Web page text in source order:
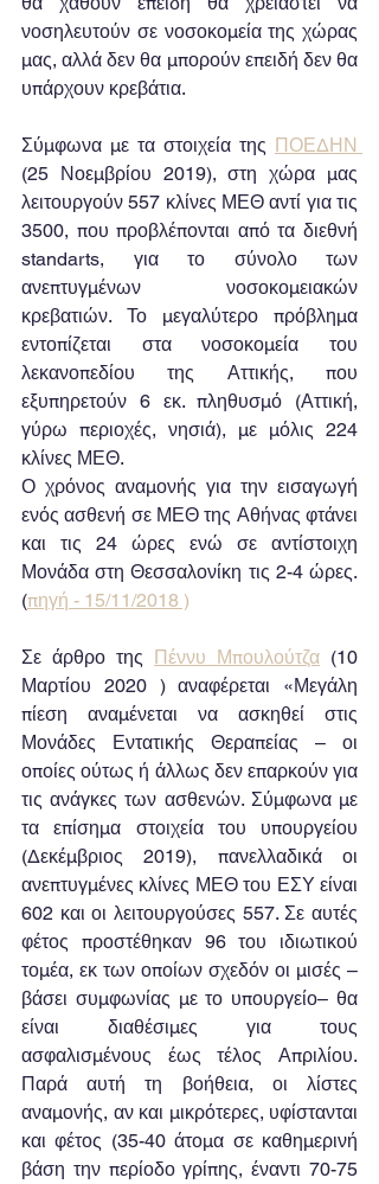
νοσηλευτούν σε νοσοκομεία της χώρας
μας, αλλά δεν θα μπορούν επειδή δεν θα
υπάρχουν κρεβάτια.
Σύμφωνα με τα στοιχεία της
(25 Νοεμβρίου 2019), στη χώρα μας
λειτουργούν 557 κλίνες ΜΕΘ αντί για τις
3500, που προβλέπονται από τα διεθνή
standarts, για το σύνολο των
ανεπτυγμένων νοσοκομειακών
κρεβατιών. Το μεγαλύτερο πρόβλημα
εντοπίζεται στα νοσοκομεία του
λεκανοπεδίου της Αττικής, που
εξυπηρετούν 6 εκ. πληθυσμό (Αττική,
γύρω περιοχές, νησιά), με μόλις 224
κλίνες ΜΕΘ.
Ο χρόνος αναμονής για την εισαγωγή
ενός ασθενή σε ΜΕΘ της Αθήνας φτάνει
και τις 24 ώρες ενώ σε αντίστοιχη
Μονάδα στη Θεσσαλονίκη τις 2-4 ώρες.
(πηγή - 15/11/2018 )
Σε άρθρο της Πέννυ Μπουλούτζα (10
Μαρτίου 2020 ) αναφέρεται «Μεγάλη
πίεση αναμένεται να ασκηθεί στις
Μονάδες Εντατικής Θεραπείας – οι
οποίες ούτως ή άλλως δεν επαρκούν για
τις ανάγκες των ασθενών. Σύμφωνα με
τα επίσημα στοιχεία του υπουργείου
(Δεκέμβριος 2019), πανελλαδικά οι
ανεπτυγμένες κλίνες ΜΕΘ του ΕΣΥ είναι
602 και οι λειτουργούσες 557. Σε αυτές
φέτος προστέθηκαν 96 του ιδιωτικού
τομέα, εκ των οποίων σχεδόν οι μισές –
βάσει συμφωνίας με το υπουργείο– θα
είναι διαθέσιμες για τους
ασφαλισμένους έως τέλος Απριλίου.
Παρά αυτή τη βοήθεια, οι λίστες
αναμονής, αν και μικρότερες, υφίστανται
και φέτος (35-40 άτομα σε καθημερινή
βάση την περίοδο γρίπης, έναντι 70-75